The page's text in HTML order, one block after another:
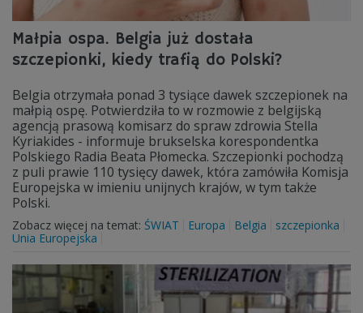
Małpia ospa. Belgia już dostała
szczepionki, kiedy trafią do Polski?
Belgia otrzymała ponad 3 tysiące dawek szczepionek na
małpią ospę. Potwierdziła to w rozmowie z belgijską
agencją prasową komisarz do spraw zdrowia Stella
Kyriakides - informuje brukselska korespondentka
Polskiego Radia Beata Płomecka. Szczepionki pochodzą
z puli prawie 110 tysięcy dawek, która zamówiła Komisja
Europejska w imieniu unijnych krajów, w tym także
Polski.
Zobacz więcej na temat: ŚWIAT Europa Belgia
szczepionka
Unia Europejska